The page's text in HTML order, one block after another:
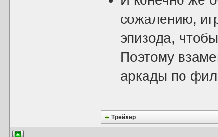
сожалению,
эпизода,
Поэтому
аркады по
Трейлер